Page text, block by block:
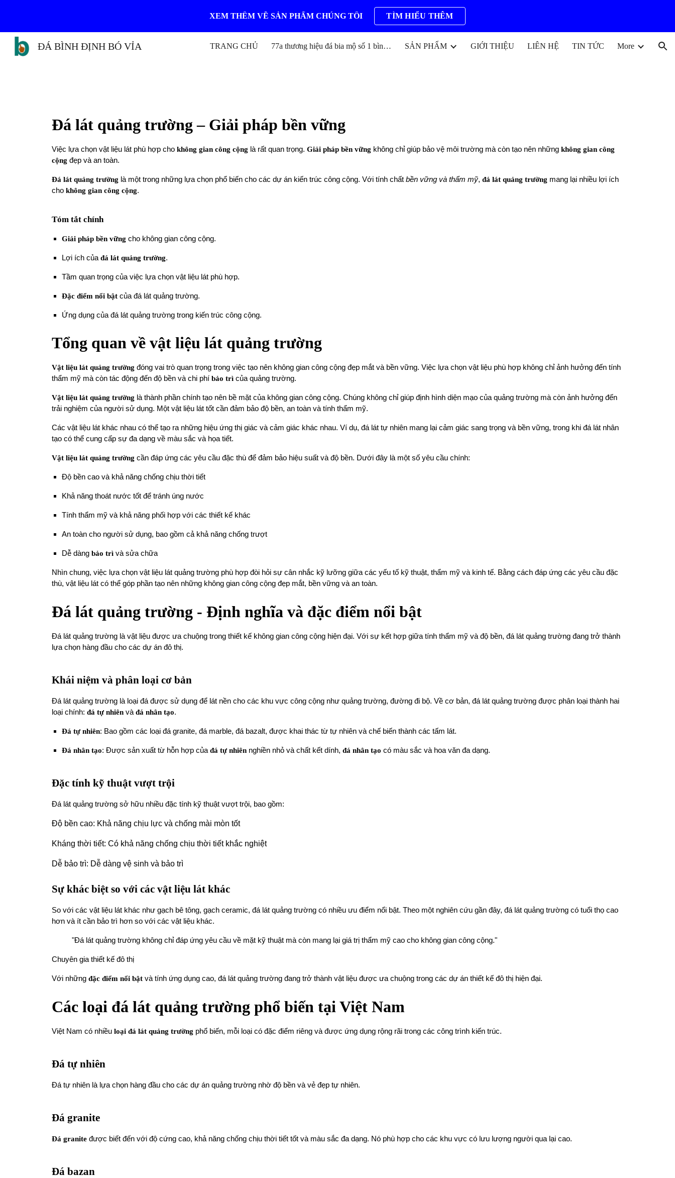
Skip to main content Skip to navigation
XEM THÊM VỀ SẢN PHẨM CHÚNG TÔI TÌM HIỂU THÊM
ĐÁ BÌNH ĐỊNH BÓ VỈA TRANG CHỦ 77a thương hiệu đá bia mộ số 1 bình định SẢN PHẨM GIỚI THIỆU LIÊN HỆ TIN TỨC More
Đá lát quảng trường – Giải pháp bền vững
Việc lựa chọn vật liệu lát phù hợp cho không gian công cộng là rất quan trọng. Giải pháp bền vững không chỉ giúp bảo vệ môi trường mà còn tạo nên những không gian công
cộng đẹp và an toàn.
Đá lát quảng trường là một trong những lựa chọn phổ biến cho các dự án kiến trúc công cộng. Với tính chất bền vững và thẩm mỹ, đá lát quảng trường mang lại nhiều lợi ích
cho không gian công cộng.
Tóm tắt chính
Giải pháp bền vững cho không gian công cộng.
Lợi ích của đá lát quảng trường.
Tầm quan trọng của việc lựa chọn vật liệu lát phù hợp.
Đặc điểm nổi bậtcủa đá lát quảng trường.
Ứng dụng của đá lát quảng trường trong kiến trúc công cộng.
Tổng quan về vật liệu lát quảng trường
Vật liệu lát quảng trường đóng vai trò quan trọng trong việc tạo nên không gian công cộng đẹp mắt và bền vững. Việc lựa chọn vật liệu phù hợp không chỉ ảnh hưởng đến tính
thẩm mỹ mà còn tác động đến độ bền và chi phí bảo trìcủa quảng trường.
Vật liệu lát quảng trường là thành phần chính tạo nên bề mặt của không gian công cộng. Chúng không chỉ giúp định hình diện mạo của quảng trường mà còn ảnh hưởng đến
trải nghiệm của người sử dụng. Một vật liệu lát tốt cần đảm bảo độ bền, an toàn và tính thẩm mỹ.
Các vật liệu lát khác nhau có thể tạo ra những hiệu ứng thị giác và cảm giác khác nhau. Ví dụ, đá lát tự nhiên mang lại cảm giác sang trọng và bền vững, trong khi đá lát nhân
tạo có thể cung cấp sự đa dạng về màu sắc và họa tiết.
Vật liệu lát quảng trường cần đáp ứng các yêu cầu đặc thù để đảm bảo hiệu suất và độ bền. Dưới đây là một số yêu cầu chính:
Độ bền cao và khả năng chống chịu thời tiết
Khả năng thoát nước tốt để tránh úng nước
Tính thẩm mỹ và khả năng phối hợp với các thiết kế khác
An toàn cho người sử dụng, bao gồm cả khả năng chống trượt
Dễ dàng bảo trìvà sửa chữa
Nhìn chung, việc lựa chọn vật liệu lát quảng trường phù hợp đòi hỏi sự cân nhắc kỹ lưỡng giữa các yếu tố kỹ thuật, thẩm mỹ và kinh tế. Bằng cách đáp ứng các yêu cầu đặc
thù, vật liệu lát có thể góp phần tạo nên những không gian công cộng đẹp mắt, bền vững và an toàn.
Đá lát quảng trường - Định nghĩa và đặc điểm nổi bật
Đá lát quảng trường là vật liệu được ưa chuộng trong thiết kế không gian công cộng hiện đại. Với sự kết hợp giữa tính thẩm mỹ và độ bền, đá lát quảng trường đang trở thành
lựa chọn hàng đầu cho các dự án đô thị.
Khái niệm và phân loại cơ bản
Đá lát quảng trường là loại đá được sử dụng để lát nền cho các khu vực công cộng như quảng trường, đường đi bộ. Về cơ bản, đá lát quảng trường được phân loại thành hai
loại chính: đá tự nhiênvà đá nhân tạo.
Đá tự nhiên: Bao gồm các loại đá granite, đá marble, đá bazalt, được khai thác từ tự nhiên và chế biến thành các tấm lát.
Đá nhân tạo: Được sản xuất từ hỗn hợp của đá tự nhiênnghiền nhỏ và chất kết dính, đá nhân tạo có màu sắc và hoa văn đa dạng.
Đặc tính kỹ thuật vượt trội
Đá lát quảng trường sở hữu nhiều đặc tính kỹ thuật vượt trội, bao gồm:
Độ bền c ao: Khả năng chịu lực và chống mài mòn tốt
Kháng thời tiết: Có khả năng chống chịu thời tiết khắc nghiệt
Dễ bảo trì: Dễ dàng vệ sinh và bảo trì
Sự khác biệt so với các vật liệu lát khác
So với các vật liệu lát khác như gạch bê tông, gạch ceramic, đá lát quảng trường có nhiều ưu điểm nổi bật. Theo một nghiên cứu gần đây, đá lát quảng trường có tuổi thọ cao
hơn và ít cần bảo trì hơn so với các vật liệu khác.
"Đá lát quảng trường không chỉ đáp ứng yêu cầu về mặt kỹ thuật mà còn mang lại giá trị thẩm mỹ cao cho không gian công cộng."
Chuyên gia thiết kế đô thị
Với những đặc điểm nổi bậtvà tính ứng dụng cao, đá lát quảng trường đang trở thành vật liệu được ưa chuộng trong các dự án thiết kế đô thị hiện đại.
Các loại đá lát quảng trường phổ biến tại Việt Nam
Việt Nam có nhiều loại đá lát quảng trường phổ biến, mỗi loại có đặc điểm riêng và được ứng dụng rộng rãi trong các công trình kiến trúc.
Đá tự nhiên
Đá tự nhiên là lựa chọn hàng đầu cho các dự án quảng trường nhờ độ bền và vẻ đẹp tự nhiên.
Đá granite
Đá graniteđược biết đến với độ cứng cao, khả năng chống chịu thời tiết tốt và màu sắc đa dạng. Nó phù hợp cho các khu vực có lưu lượng người qua lại cao.
Đá bazan